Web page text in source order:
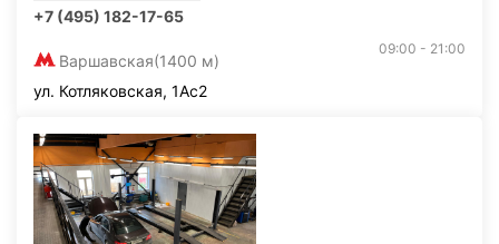
+7 (495) 182-17-65
Варшавская(1400 м)
09:00 - 21:00
ул. Котляковская, 1Ас2